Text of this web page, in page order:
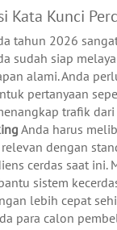
Kata Kunci
tahun 2026
sudah siap
alami. Anda
pertanyaan
trafik
Anda harus
dengan
cerdas saat ini.
sistem
lebih cepat
para calon